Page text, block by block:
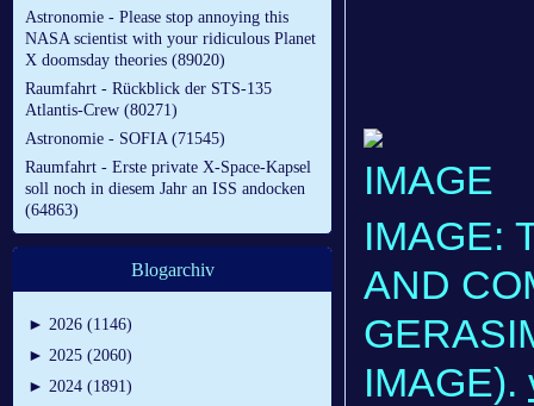
Astronomie - Please stop annoying this
NASA scientist with your ridiculous Planet
X doomsday theories (89020)
Raumfahrt - Rückblick der STS-135
Atlantis-Crew (80271)
Astronomie - SOFIA (71545)
Raumfahrt - Erste private X-Space-Kapsel
soll noch in diesem Jahr an ISS andocken
(64863)
Blogarchiv
► 2026 (1146)
► 2025 (2060)
► 2024 (1891)
IMAGE:
AND
IMAGE).